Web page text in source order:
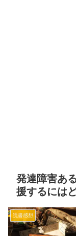
発達障害あ
援するには
読書感想